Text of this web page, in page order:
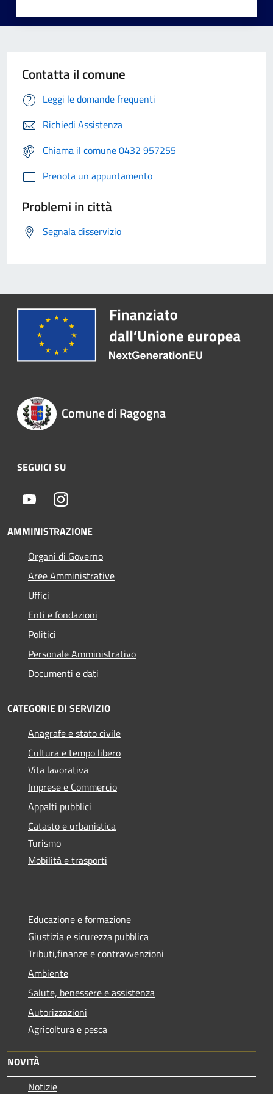
Contatta il comune
Leggi le domande frequenti
Richiedi Assistenza
Chiama il comune 0432 957255
Prenota un appuntamento
Problemi in città
Segnala disservizio
Comune di Ragogna
SEGUICI SU
YoutubeInstagram
AMMINISTRAZIONE
Organi di Governo
Aree Amministrative
Uffici
Enti e fondazioni
Politici
Personale Amministrativo
Documenti e dati
CATEGORIE DI SERVIZIO
Anagrafe e stato civile
Cultura e tempo libero
Vita lavorativa
Imprese e Commercio
Appalti pubblici
Catasto e urbanistica
Turismo
Mobilità e trasporti
Educazione e formazione
Giustizia e sicurezza pubblica
Tributi,finanze e contravvenzioni
Ambiente
Salute, benessere e assistenza
Autorizzazioni
Agricoltura e pesca
NOVITÀ
Notizie